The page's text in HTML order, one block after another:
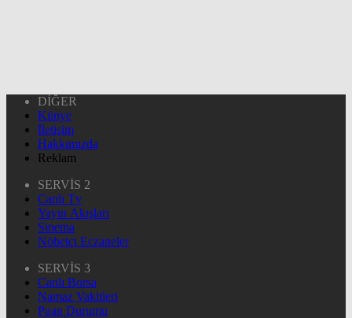
DİĞER
Künye
İletişim
Hakkımızda
Reklam
SERVİS 2
Canlı Tv
Yayın Akışları
Sinema
Nöbetçi Eczaneler
SERVİS 3
Canlı Borsa
Namaz Vakitleri
Puan Durumu